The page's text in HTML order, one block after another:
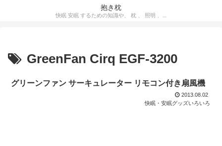
抱き枕
快眠 安眠 するための知識や、 枕 、 照明 、 アロマ など、おすすめの グッズ などを紹介。 安心感を得る、リラックスして眠れるための 抱き枕 の紹介です。 妊婦さんや赤ちゃん、腰痛がある人におすすめ。
GreenFan Cirq EGF-3200
グリーンファン サーキュレーター リモコン付き扇風機
2013.08.02
快眠・安眠グッズいろいろ